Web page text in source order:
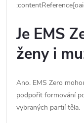
Je EMS
ženy i
Ano. EMS Zero
podpořit formování
vybraných partií těla.